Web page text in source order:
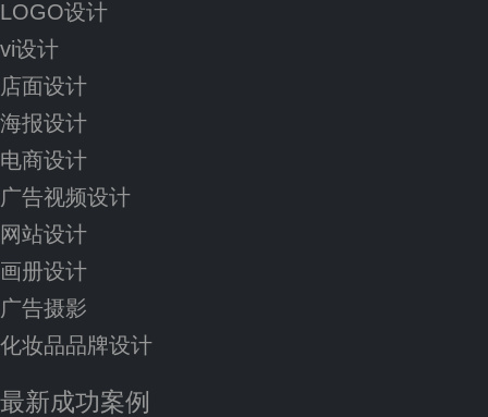
LOGO设计
vi设计
店面设计
海报设计
电商设计
广告视频设计
网站设计
画册设计
广告摄影
化妆品品牌设计
最新成功案例